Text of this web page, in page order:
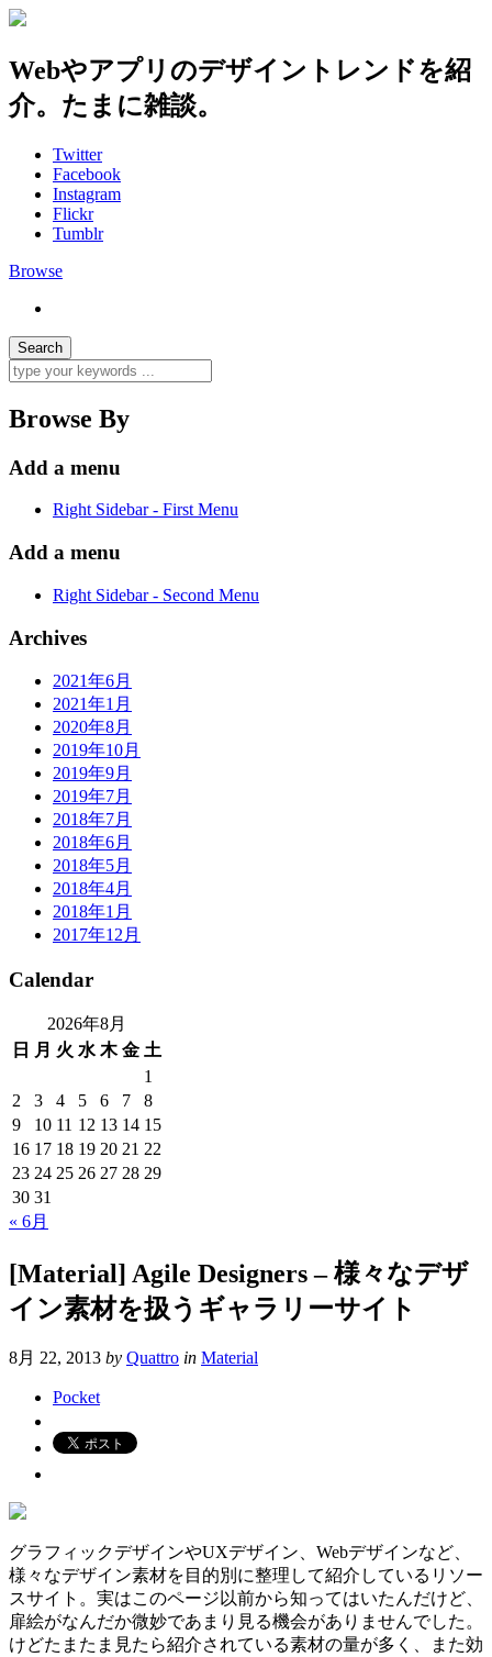
Webやアプリのデザイントレンドを紹
介。たまに雑談。
Twitter
Facebook
Instagram
Flickr
Tumblr
Browse
Browse By
Add a menu
Right Sidebar - First Menu
Add a menu
Right Sidebar - Second Menu
Archives
2021年6月
2021年1月
2020年8月
2019年10月
2019年9月
2019年7月
2018年7月
2018年6月
2018年5月
2018年4月
2018年1月
2017年12月
Calendar
2026年8月
日
月 火 水 木 金 土
1
2
3 4 5 6 7
8
9
10 11 12 13 14 15
16 17 18 19 20 21 22
23 24 25 26 27 28 29
30 31
« 6月
[Material] Agile Designers – 様々なデザ
イン素材を扱うギャラリーサイト
8月 22, 2013 by Quattro in Material
Pocket
グラフィックデザインやUXデザイン、Webデザインなど、
様々なデザイン素材を目的別に整理して紹介しているリソー
スサイト。実はこのページ以前から知ってはいたんだけど、
扉絵がなんだか微妙であまり見る機会がありませんでした。
けどたまたま見たら紹介されている素材の量が多く、また効